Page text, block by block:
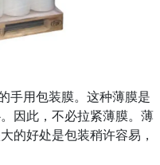
手用包装膜。这种薄膜是
因此，不必拉紧薄膜。薄
的好处是包装稍许容易，